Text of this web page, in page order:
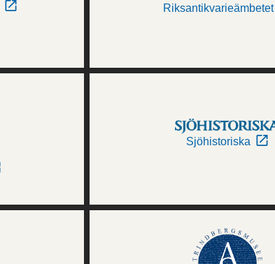
Riksantikvarieämbetet
Sjöhistoriska